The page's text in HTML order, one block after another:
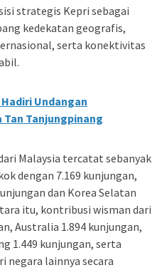
strategis Kepri sebagai
kedekatan geografis,
serta konektivitas
Undangan
Tan Tanjungpinang
Malaysia tercatat sebanyak
dengan 7.169 kunjungan,
dan Korea Selatan
itu, kontribusi wisman dari
Australia 1.894 kunjungan,
1.449 kunjungan, serta
negara lainnya secara